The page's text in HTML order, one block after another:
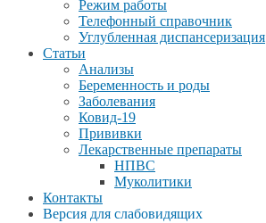
Режим работы
Телефонный справочник
Углубленная диспансеризация
Статьи
Анализы
Беременность и роды
Заболевания
Ковид-19
Прививки
Лекарственные препараты
НПВС
Муколитики
Контакты
Версия для слабовидящих